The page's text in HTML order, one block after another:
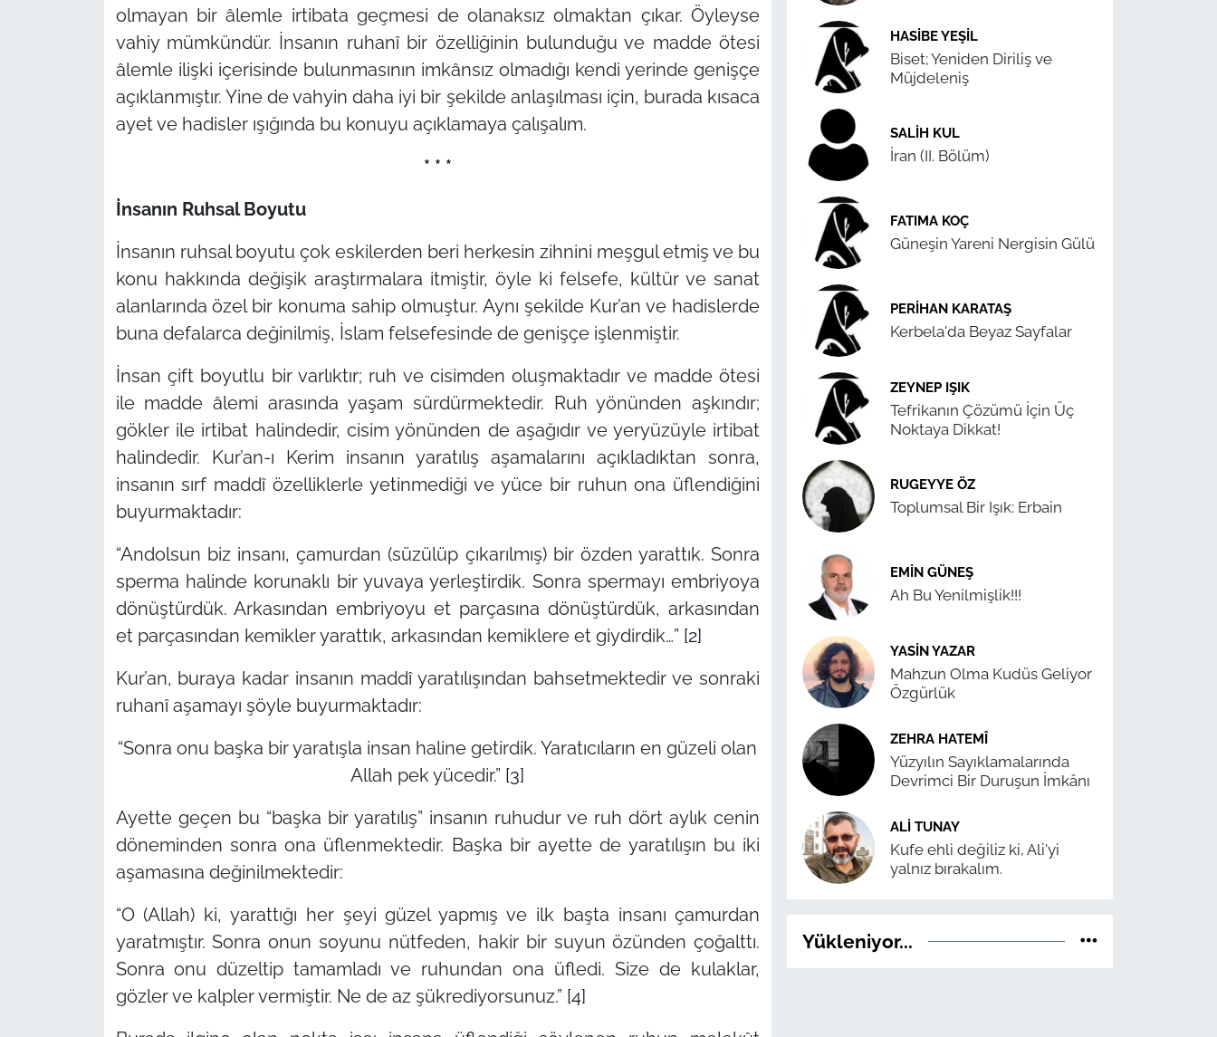
olmayan bir âlemle irtibata geçmesi de olanaksız olmaktan çıkar. Öyleyse
vahiy mümkündür. İnsanın ruhanî bir özelliğinin bulunduğu ve madde ötesi
âlemle ilişki içerisinde bulunmasının imkânsız olmadığı kendi yerinde genişçe
açıklanmıştır. Yine de vahyin daha iyi bir şekilde anlaşılması için, burada kısaca
ayet ve hadisler ışığında bu konuyu açıklamaya çalışalım.
* * *
İnsanın Ruhsal Boyutu
İnsanın ruhsal boyutu çok eskilerden beri herkesin zihnini meşgul etmiş ve bu
konu hakkında değişik araştırmalara itmiştir, öyle ki felsefe, kültür ve sanat
alanlarında özel bir konuma sahip olmuştur. Aynı şekilde Kur’an ve hadislerde
buna defalarca değinilmiş, İslam felsefesinde de genişçe işlenmiştir.
İnsan çift boyutlu bir varlıktır; ruh ve cisimden oluşmaktadır ve madde ötesi
ile madde âlemi arasında yaşam sürdürmektedir. Ruh yönünden aşkındır;
gökler ile irtibat halindedir, cisim yönünden de aşağıdır ve yeryüzüyle irtibat
halindedir. Kur’an-ı Kerim insanın yaratılış aşamalarını açıkladıktan sonra,
insanın sırf maddî özelliklerle yetinmediği ve yüce bir ruhun ona üflendiğini
buyurmaktadır:
“Andolsun biz insanı, çamurdan (süzülüp çıkarılmış) bir özden yarattık. Sonra
sperma halinde korunaklı bir yuvaya yerleştirdik. Sonra spermayı embriyoya
dönüştürdük. Arkasından embriyoyu et parçasına dönüştürdük, arkasından
et parçasından kemikler yarattık, arkasından kemiklere et giydirdik…” [2]
Kur’an, buraya kadar insanın maddî yaratılışından bahsetmektedir ve sonraki
ruhanî aşamayı şöyle buyurmaktadır:
“Sonra onu başka bir yaratışla insan haline getirdik. Yaratıcıların en güzeli olan
Allah pek yücedir.” [3]
Ayette geçen bu “başka bir yaratılış” insanın ruhudur ve ruh dört aylık cenin
döneminden sonra ona üflenmektedir. Başka bir ayette de yaratılışın bu iki
aşamasına değinilmektedir:
“O (Allah) ki, yarattığı her şeyi güzel yapmış ve ilk başta insanı çamurdan
yaratmıştır. Sonra onun soyunu nütfeden, hakir bir suyun özünden çoğalttı.
Sonra onu düzeltip tamamladı ve ruhundan ona üfledi. Size de kulaklar,
gözler ve kalpler vermiştir. Ne de az şükrediyorsunuz.” [4]
HASIBE YEŞIL
Biset; Yeniden Diriliş ve
Müjdeleniş
SALIH KUL
İran (II. Bölüm)
FATIMA KOÇ
Güneşin Yareni Nergisin Gülü
PERIHAN KARATAŞ
Kerbela'da Beyaz Sayfalar
ZEYNEP IŞIK
Tefrikanın Çözümü İçin Üç
Noktaya Dikkat!
RUGEYYE ÖZ
Toplumsal Bir Işık: Erbain
EMIN GÜNEŞ
Ah Bu Yenilmişlik!!!
YASIN YAZAR
Mahzun Olma Kudüs Geliyor
Özgürlük
ZEHRA HATEMÎ
Yüzyılın Sayıklamalarında
Devrimci Bir Duruşun İmkânı
ALI TUNAY
Kufe ehli değiliz ki, Ali'yi
yalnız bırakalım.
Yükleniyor...